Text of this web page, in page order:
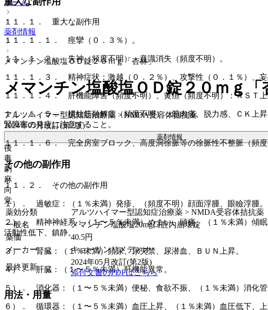
１１．１． 重大な副作用
１１．１．１． 痙攣（０．３％）。
１１．１．２． 失神（頻度不明）、意識消失（頻度不明）。
１１．１．３． 精神症状：激越（０．２％）、攻撃性（０．１％）、
１１．１．４． 肝機能障害（頻度不明）、黄疸（頻度不明）：ＡＳＴ
１１．１．５． 横紋筋融解症（頻度不明）：筋肉痛、脱力感、ＣＫ上
腎障害の発症に注意すること。
１１．１．６． 完全房室ブロック、高度洞徐脈等の徐脈性不整脈（頻
その他の副作用
１１．２． その他の副作用
１）． 過敏症：（１％未満）発疹、（頻度不明）顔面浮腫、眼瞼浮腫。
２）． 精神神経系：（１〜５％未満）めまい、頭痛、（１％未満）傾
活動性低下、鎮静。
３）． 腎臓：（１％未満）頻尿、尿失禁、尿潜血、ＢＵＮ上昇。
４）． 肝臓：（１〜５％未満）肝機能異常。
５）． 消化器：（１〜５％未満）便秘、食欲不振、（１％未満）消化管
６）． 循環器：（１〜５％未満）血圧上昇、（１％未満）血圧低下、上
ホーム
薬剤情報
メマンチン塩酸塩ＯＤ錠２０ｍｇ「杏林」
メマンチン塩酸塩ＯＤ錠２０ｍｇ「
アルツハイマー型認知症治療薬 > NMDA受容体拮抗薬
2024年05月改訂(第2版)
薬剤情報
後
毒
劇
麻
向
覚
薬効分類
アルツハイマー型認知症治療薬 > NMDA受容体拮抗薬
一般名
メマンチン塩酸塩20mg口腔内崩壊錠
薬価
40.5円
メーカー
キョーリンリメディオ
最終更新
2024年05月改訂(第2版)
添付文書のPDFはこちら
用法・用量